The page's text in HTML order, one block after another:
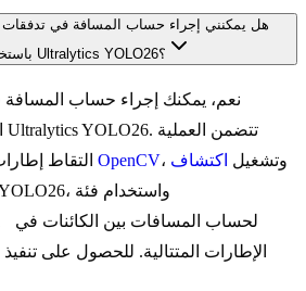
هل يمكنني إجراء حساب المسافة في تدفقات
باستخدام Ultralytics YOLO26؟
نعم، يمكنك إجراء حساب المسافة
OpenCV ، وتشغيل اكتشاف
الخاص بـ YOLO26، واستخدام فئة
الإطارات المتتالية. للحصول على